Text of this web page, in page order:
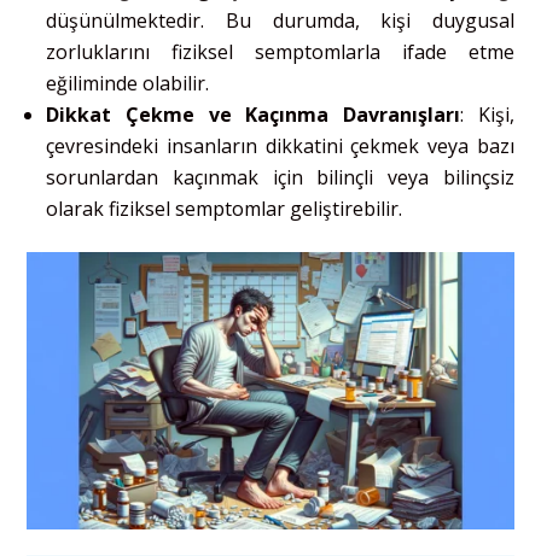
düşünülmektedir. Bu durumda, kişi duygusal
zorluklarını fiziksel semptomlarla ifade etme
eğiliminde olabilir.
Dikkat Çekme ve Kaçınma Davranışları: Kişi,
çevresindeki insanların dikkatini çekmek veya bazı
sorunlardan kaçınmak için bilinçli veya bilinçsiz
olarak fiziksel semptomlar geliştirebilir.